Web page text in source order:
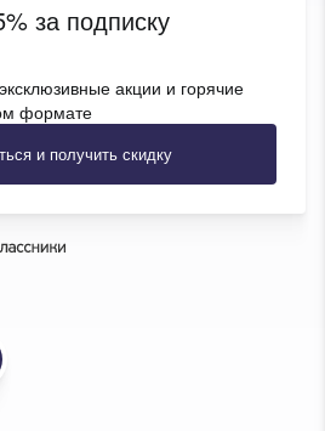
за подписку
акции и горячие
формате
и получить скидку